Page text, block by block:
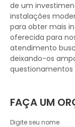
de um
instalações
para obter mais
oferecida para
atendimento
deixando-os
questionamentos
FAÇA UM
Digite seu nome